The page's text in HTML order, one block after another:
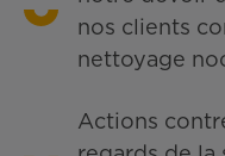
nos clients
nettoyage
Actions